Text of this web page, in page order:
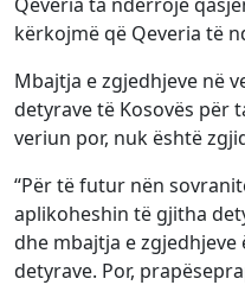
kërkojmë që Qeveria të
Mbajtja e zgjedhjeve në
detyrave të Kosovës për
veriun por, nuk është
“Për të futur nën
aplikoheshin të gjitha
dhe mbajtja e
detyrave. Por,